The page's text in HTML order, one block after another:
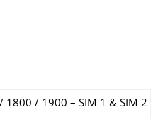
1800 / 1900 – SIM 1 & SIM 2